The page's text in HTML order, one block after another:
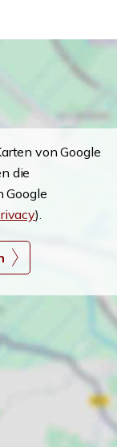
von Google
die
Google
).